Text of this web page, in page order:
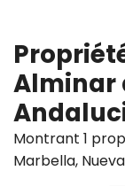
Alminar
Montrant 1
Marbella,